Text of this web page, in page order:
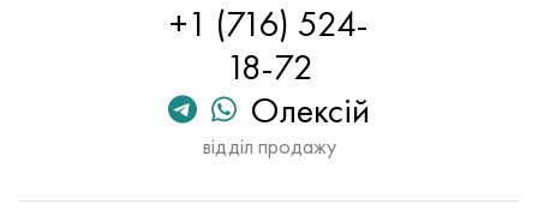
+1 (716) 524-
18-72
Олексій
відділ продажу